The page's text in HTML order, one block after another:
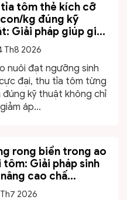
tỉa tôm thẻ kích cỡ
kg đúng kỹ
Giải pháp giúp gi...
Th8 2026
nuôi đạt ngưỡng sinh
đại, thu tỉa tôm từng
đúng kỹ thuật không chỉ
áp...
rong biển trong ao
tôm: Giải pháp sinh
cao chấ...
Th7 2026